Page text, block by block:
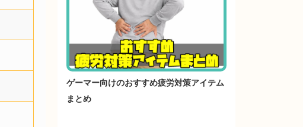
ゲーマー向けのおすすめ疲労対策アイテム
まとめ